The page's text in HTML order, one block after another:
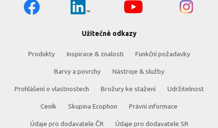
Užitečné odkazy
Produkty Inspirace & znalosti Funkční požadavky
Barvy a povrchy Nástroje & služby
Prohlášení o vlastnostech Brožury ke stažení Udržitelnost
Ceník Skupina Ecophon Právní informace
Údaje pro dodavatele ČR Údaje pro dodavatele SR